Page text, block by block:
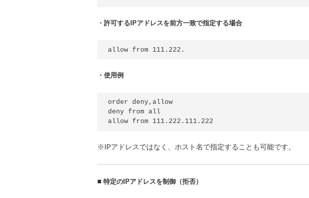
・許可するIPアドレスを前方一致で指定する場合
・使用例
order deny,allow
deny from all
※IPアドレスではなく、ホスト名で指定することも可能です。
■ 特定のIPアドレスを制御（拒否）